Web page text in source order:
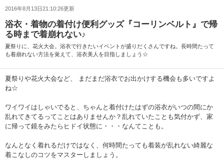
2016年8月13日21:10:26更新
浴衣・着物の着付け便利グッズ『コーリンベルト』で帰
る時まで着崩れない♪
夏祭りに、花火大会。浴衣で行きたいイベントが盛りだくさんですね。長時間たって
も着崩れない方法を覚えて、浴衣美人を目指しましょう☆
夏祭りや花火大会など、 まだまだ浴衣でお出かけする機会も多いですよ
ね☆
ワイワイはしゃいでると、ちゃんと着付けたはずの浴衣がいつの間にか
乱れてきてるってことはありませんか？乱れていたことも気付かず、家
に帰って鏡をみたらヒドイ状態に・・・なんてことも。
なんとなく着れるだけではなく、何時間たっても着装が乱れない綺麗な
着こなしのコツをマスターしましょう。